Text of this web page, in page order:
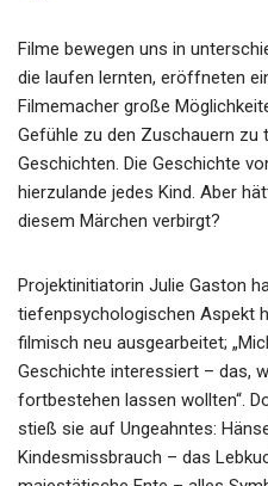
Filme bewegen uns in
die laufen lernten, eröffneten
Filmemacher große
Gefühle zu den Zuschauern zu
Geschichten. Die Geschichte
hierzulande jedes Kind. Aber
diesem Märchen verbirgt?
Projektinitiatorin Julie Gaston
tiefenpsychologischen Aspekt
filmisch neu ausgearbeitet;
Geschichte interessiert – das,
fortbestehen lassen wollten“.
stieß sie auf Ungeahntes:
Kindesmissbrauch – das